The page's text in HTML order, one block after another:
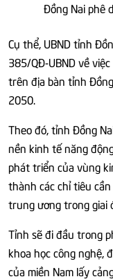
Đồng Nai phê
Cụ thể, UBND tỉnh
385/QĐ-UBND về
trên địa bàn tỉnh
2050.
Theo đó, tỉnh Đồng
nền kinh tế năng
phát triển của vùng
thành các chỉ tiêu
trung ương trong giai
Tỉnh sẽ đi đầu trong
khoa học công nghệ,
của miền Nam lấy